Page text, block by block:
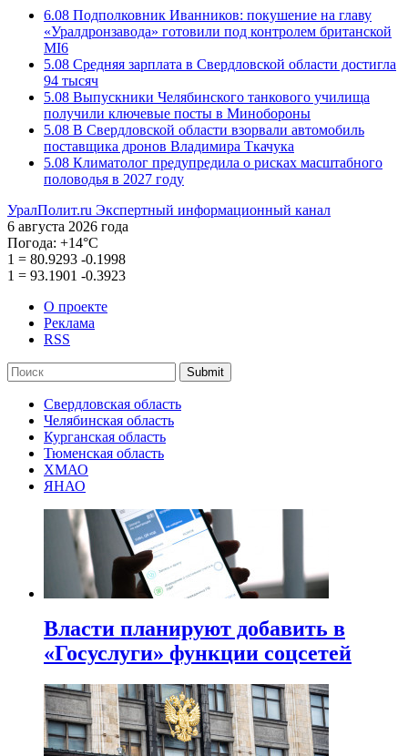
6.08 Подполковник Иванников: покушение на главу
«Уралдронзавода» готовили под контролем британской
MI6
5.08 Средняя зарплата в Свердловской области достигла
94 тысяч
5.08 Выпускники Челябинского танкового училища
получили ключевые посты в Минобороны
5.08 В Свердловской области взорвали автомобиль
поставщика дронов Владимира Ткачука
5.08 Климатолог предупредила о рисках масштабного
половодья в 2027 году
УралПолит.ru Экспертный информационный канал
6 августа 2026 года
Погода: +14°С
1 = 80.9293 -0.1998
1 = 93.1901 -0.3923
О проекте
Реклама
RSS
Submit
Свердловская область
Челябинская область
Курганская область
Тюменская область
ХМАО
ЯНАО
Власти планируют добавить в
«Госуслуги» функции соцсетей